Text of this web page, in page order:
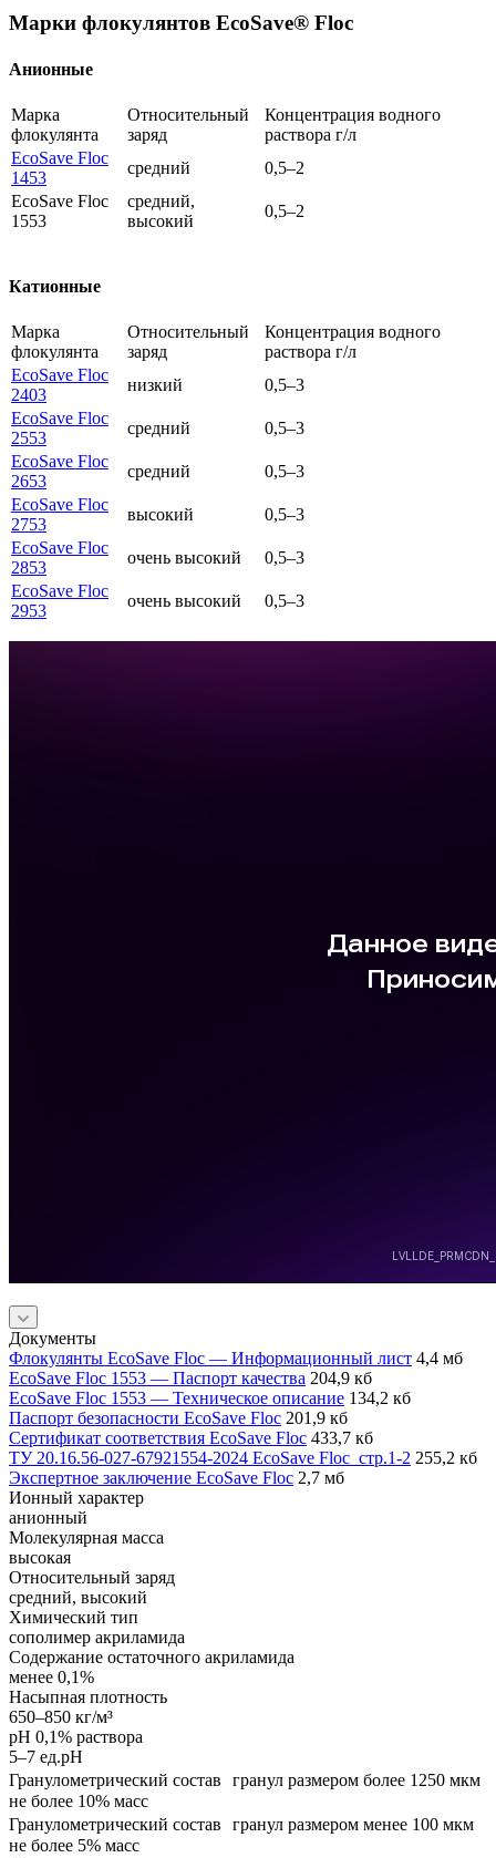
Марки флокулянтов EcoSave® Floc
Анионные
Марка
флокулянта
Относительный
заряд
Концентрация водного
раствора г/л
EcoSave Floc
1453
средний
0,5–2
EcoSave Floc
1553
средний,
высокий
0,5–2
Катионные
Марка
флокулянта
Относительный
заряд
Концентрация водного
раствора г/л
EcoSave Floc
2403
низкий
0,5–3
EcoSave Floc
2553
средний
0,5–3
EcoSave Floc
2653
средний
0,5–3
EcoSave Floc
2753
высокий
0,5–3
EcoSave Floc
2853
очень высокий
0,5–3
EcoSave Floc
2953
очень высокий 0,5–3
Документы
Флокулянты EcoSave Floc — Информационный лист 4,4 мб
EcoSave Floc 1553 — Паспорт качества 204,9 кб
EcoSave Floc 1553 — Техническое описание 134,2 кб
Паспорт безопасности EcoSave Floc 201,9 кб
Сертификат соответствия EcoSave Floc 433,7 кб
ТУ 20.16.56-027-67921554-2024 EcoSave Floc_стр.1-2 255,2 кб
Экспертное заключение EcoSave Floc 2,7 мб
Ионный характер
анионный
Молекулярная масса
высокая
Относительный заряд
средний, высокий
Химический тип
сополимер акриламида
Содержание остаточного акриламида
менее 0,1%
Насыпная плотность
650–850 кг/м³
pH 0,1% раствора
5–7 ед.pH
Гранулометрический состав гранул размером более 1250 мкм
не более 10% масс
Гранулометрический состав гранул размером менее 100 мкм
не более 5% масс